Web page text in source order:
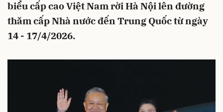
biểu cấp cao Việt Nam rời Hà Nội lên đường
thăm cấp Nhà nước đến Trung Quốc từ ngày
14 - 17/4/2026.